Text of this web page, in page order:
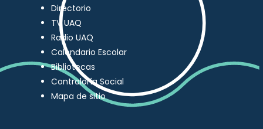
Directorio
TV UAQ
Radio UAQ
Calendario Escolar
Bibliotecas
Contraloría Social
Mapa de sitio